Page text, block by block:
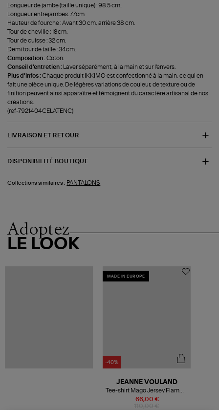
Longueur de jambe (taille unique) : 98.5 cm..
Longueur entrejambes: 77cm
Hauteur de fourche : Avant 30 cm, arrière 38 cm.
Tour de cheville : 18cm.
Tour de cuisse : 32 cm.
Demi tour de taille : 34cm.
Composition :Coton.
Conseil d'entretien :
Laver séparément, à la main et sur l'envers.
Plus d'infos :Chaque produit IKKIMO est confectionné à la main, ce qui en
fait une pièce unique. De légères variations de couleur, de texture ou de
finition peuvent ainsi apparaître et témoignent du caractère artisanal de nos
créations.
(ref-7921404CELATENC)
LIVRAISON ET RETOUR
DISPONIBILITÉ BOUTIQUE
Collections similaires : PANTALONS
Adoptez
LE LOOK
MADE IN EUROPE
-40%
66,00 €
JEANNE VOULAND
Tee-shirt Mago Jersey Flammé
Lin Blanc